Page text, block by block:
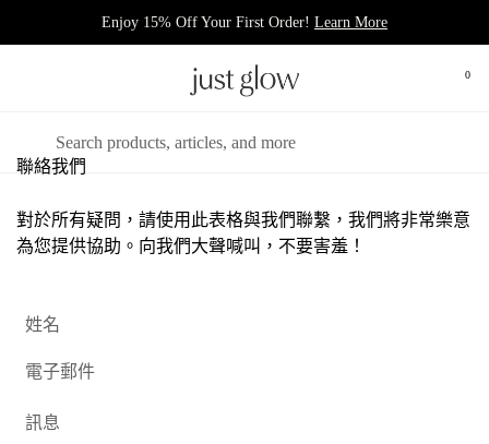
Enjoy 15% Off Your First Order! Learn More
打
0
聯絡我們
對於所有疑問，請使用此表格與我們聯繫，我們將非常樂意
為您提供協助。向我們大聲喊叫，不要害羞！
姓名
電子郵件*
訊息